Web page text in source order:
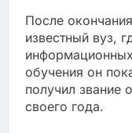
После
известный вуз,
обучения он
получил звание
своего года.